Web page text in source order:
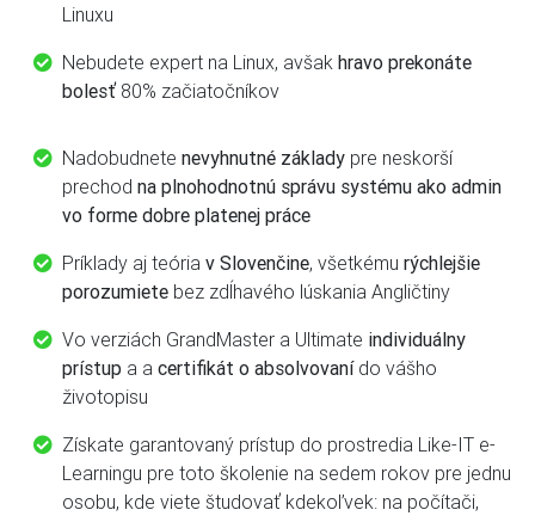
Linuxu
Nebudete expert na Linux, avšak hravo prekonáte
bolesť80% začiatočníkov
Nadobudnete nevyhnutné základy pre neskorší
prechod na plnohodnotnú správu systému ako admin
vo forme dobre platenej práce
Príklady aj teória v Slovenčine, všetkému rýchlejšie
porozumiete bez zdĺhavého lúskania Angličtiny
Vo verziách GrandMaster a Ultimate individuálny
prístup a a certifikát o absolvovanído vášho
životopisu
Získate garantovaný prístup do prostredia Like-IT e-
Learningu pre toto školenie na sedem rokov pre jednu
osobu, kde viete študovať kdekoľvek: na počítači,